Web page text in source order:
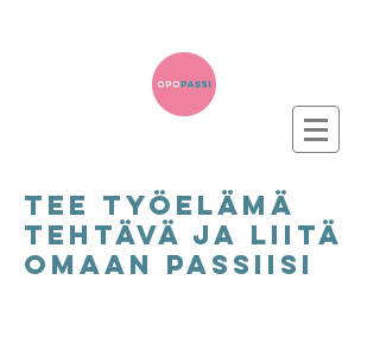
TEe työelämä
tehtävä ja liitä
omaan passiisi